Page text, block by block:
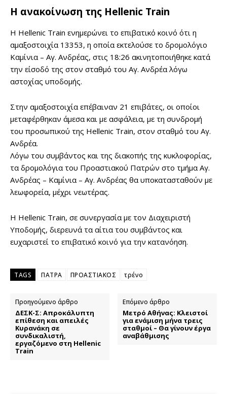
Η ανακοίνωση της Hellenic Train
Η Hellenic Train ενημερώνει το επιβατικό κοινό ότι η
αμαξοστοιχία 13353, η οποία εκτελούσε το δρομολόγιο
Καμίνια – Αγ. Ανδρέας, στις 18:26 ακινητοποιήθηκε κατά
την είσοδό της στον σταθμό του Αγ. Ανδρέα λόγω
αστοχίας υποδομής.
Στην αμαξοστοιχία επέβαιναν 21 επιβάτες, οι οποίοι
μεταφέρθηκαν άμεσα και με ασφάλεια, με τη συνδρομή
του προσωπικού της Hellenic Train, στον σταθμό του Αγ.
Ανδρέα.
Λόγω του συμβάντος και της διακοπής της κυκλοφορίας,
τα δρομολόγια του Προαστιακού Πατρών στο τμήμα Αγ.
Ανδρέας – Καμίνια – Αγ. Ανδρέας θα υποκατασταθούν με
λεωφορεία, μέχρι νεωτέρας.
Η Hellenic Train, σε συνεργασία με τον Διαχειριστή
Υποδομής, διερευνά τα αίτια του συμβάντος και
ευχαριστεί το επιβατικό κοινό για την κατανόηση.
TAGS ΠΑΤΡΑ ΠΡΟΑΣΤΙΑΚΟΣ τρένο
Προηγούμενο άρθρο
ΔΕΣΚ-Σ: Απροκάλυπτη
επίθεση και απειλές
Κυρανάκη σε
συνδικαλιστή,
εργαζόμενο στη Hellenic
Train
Επόμενο άρθρο
Μετρό Αθήνας: Κλειστοί
για ενάμιση μήνα τρεις
σταθμοί – Θα γίνουν έργα
αναβάθμισης